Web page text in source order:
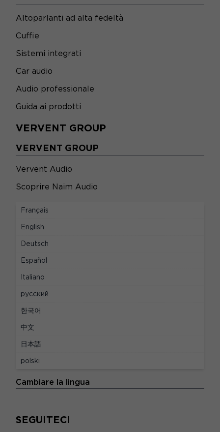
LE LINGUE
Cambiare la lingua
Français
English
Deutsch
Español
Italiano
русский
한국어
中文
日本語
polski
SEGUITECI
Altoparlanti ad alta fedeltà
Cuffie
Sistemi integrati
Car audio
Audio professionale
Guida ai prodotti
VERVENT GROUP
VERVENT GROUP
Vervent Audio
Scoprire Naim Audio
LEGALE
LEGALE
Europea
Preferenze dei cookie
Termini e condizioni d'uso